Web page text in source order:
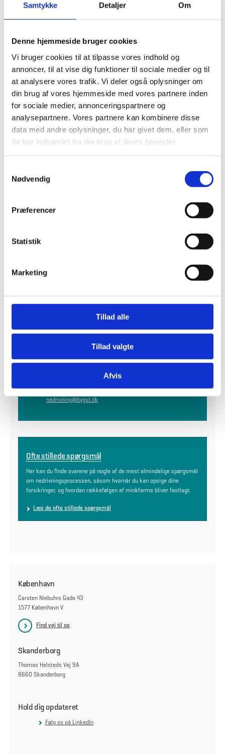
Samtykke Detaljer Om
Denne hjemmeside bruger cookies
Vi bruger cookies til at tilpasse vores indhold og
annoncer, til at vise dig funktioner til sociale medier og til
at analysere vores trafik. Vi deler også oplysninger om
din brug af vores hjemmeside med vores partnere inden
for sociale medier, annonceringspartnere og
analysepartnere. Vores partnere kan kombinere disse
data med andre oplysninger, du har givet dem, eller som
de har indsamlet fra din brug af deres tjenester.
Nødvendig
Præferencer
Statistik
Marketing
Tillad alle
Tillad valgte
Afvis
Bygningsstyrelsen har stillet som krav, at så meget som mulig fra
nedrivningen entengenbruges eller genanvendes.
Gensidig hjælp til processen
Vi har samlet en række gode råd og informationer, som sikrer det
bedst mulige forløb for minkavlerne og leverandørerne undervejs, og
Læs vores gode råd
Bygningsstyrelsen samarbejder med både tekniske rådgivere og
Kontakt os
Har du generelle spørgsmål til processen, er du altid velkommen til
at kontakte os. Bemærk vi ikke kan svare på spørgsmål om konkrete
nedrivning@bygst.dk
Ofte stillede spørgsmål
Her kan du finde svarene på nogle af de mest almindelige spørgsmål
om nedrivningsprocessen, såsom hvornår du kan opsige dine
forsikringer, og hvordan rækkefølgen af minkfarme bliver fastlagt.
Læs de ofte stillede spørgsmål
København
Carsten Niebuhrs Gade 43
1577 København V
Find vej til os
Skanderborg
Thomas Helsteds Vej 9A
8660 Skanderborg
Hold dig opdateret
Følg os på LinkedIn